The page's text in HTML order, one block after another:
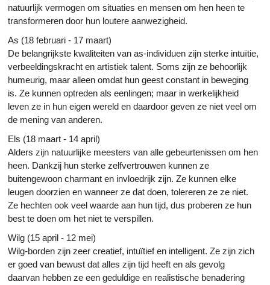
natuurlijk vermogen om situaties en mensen om hen heen te
transformeren door hun loutere aanwezigheid.
As (18 februari - 17 maart)
De belangrijkste kwaliteiten van as-individuen zijn sterke intuïtie,
verbeeldingskracht en artistiek talent. Soms zijn ze behoorlijk
humeurig, maar alleen omdat hun geest constant in beweging
is. Ze kunnen optreden als eenlingen; maar in werkelijkheid
leven ze in hun eigen wereld en daardoor geven ze niet veel om
de mening van anderen.
Els (18 maart - 14 april)
Alders zijn natuurlijke meesters van alle gebeurtenissen om hen
heen. Dankzij hun sterke zelfvertrouwen kunnen ze
buitengewoon charmant en invloedrijk zijn. Ze kunnen elke
leugen doorzien en wanneer ze dat doen, tolereren ze ze niet.
Ze hechten ook veel waarde aan hun tijd, dus proberen ze hun
best te doen om het niet te verspillen.
Wilg (15 april - 12 mei)
Wilg-borden zijn zeer creatief, intuïtief en intelligent. Ze zijn zich
er goed van bewust dat alles zijn tijd heeft en als gevolg
daarvan hebben ze een geduldige en realistische benadering